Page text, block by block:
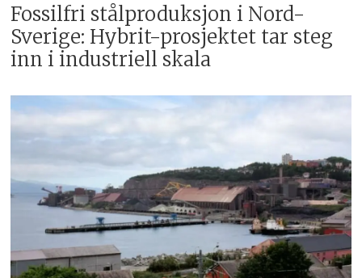
Fossilfri stålproduksjon i Nord-
Sverige: Hybrit-prosjektet tar steg
inn i industriell skala